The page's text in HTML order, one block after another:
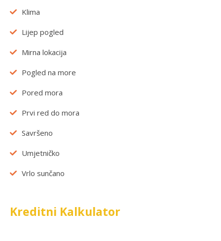
Klima
Lijep pogled
Mirna lokacija
Pogled na more
Pored mora
Prvi red do mora
Savršeno
Umjetničko
Vrlo sunčano
Kreditni Kalkulator